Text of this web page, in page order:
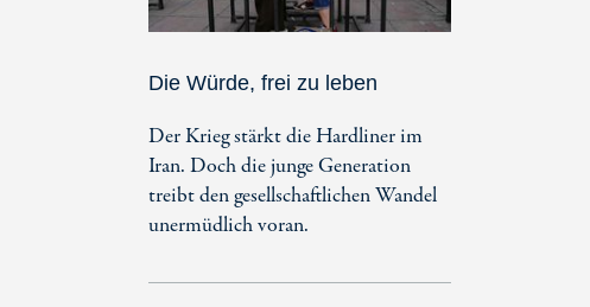
Die Würde, frei zu leben
Der Krieg stärkt die Hardliner im
Iran. Doch die junge Generation
treibt den gesellschaftlichen Wandel
unermüdlich voran.